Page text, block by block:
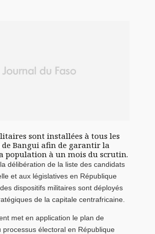
sont installées à tous les
Bangui afin de garantir la
population à un mois du scrutin.
délibération de la liste des candidats
et aux législatives en République
dispositifs militaires sont déployés
de la capitale centrafricaine.
met en application le plan de
processus électoral en République